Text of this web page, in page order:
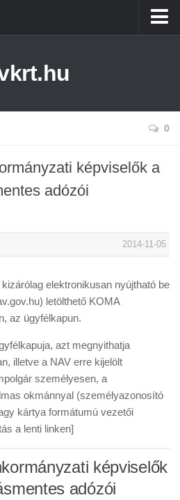
0
képviselők a
adózói
2014-11-05
elektronikusan nyújtható be
letölthető KOMA
az ügyfélkapun.
azt megnyithatja
illetve a NAV erre kijelölt
személyesen, a
okmánnyal (személyazonosító
kártya formátumú vezetői
a lenti linken]
képviselők
adózói